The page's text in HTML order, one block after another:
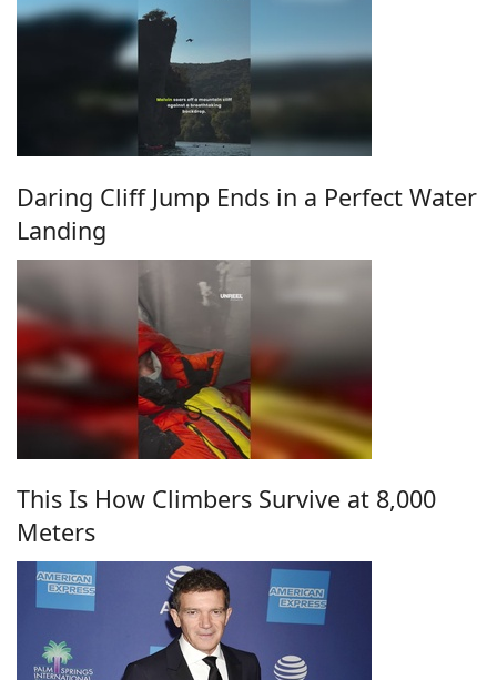
Daring Cliff Jump Ends in a Perfect Water
Landing
This Is How Climbers Survive at 8,000
Meters